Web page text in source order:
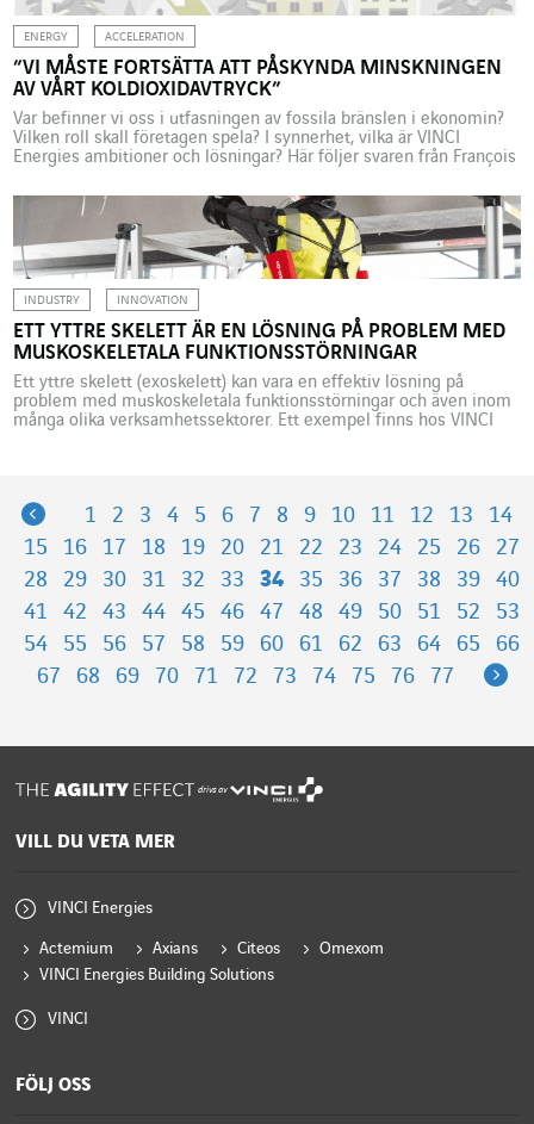
ENERGY ACCELERATION
”VI MÅSTE FORTSÄTTA ATT PÅSKYNDA MINSKNINGEN
AV VÅRT KOLDIOXIDAVTRYCK”
Var befinner vi oss i utfasningen av fossila bränslen i ekonomin?
Vilken roll skall företagen spela? I synnerhet, vilka är VINCI
Energies ambitioner och lösningar? Här följer svaren från François
universitetet i Liège och som är medförfattare till IPCC-rapporten,
och från Corinne Lanièce, som är […]
INDUSTRY INNOVATION
ETT YTTRE SKELETT ÄR EN LÖSNING PÅ PROBLEM MED
MUSKOSKELETALA FUNKTIONSSTÖRNINGAR
Ett yttre skelett (exoskelett) kan vara en effektiv lösning på
problem med muskoskeletala funktionsstörningar och även inom
många olika verksamhetssektorer. Ett exempel finns hos VINCI
Previous
1 2 3 4 5 6 7 8 9 10 11 12 13
14
15
16 17 18 19 20 21 22 23 24 25 26
27
28
29 30 31 32 33 34 35 36 37 38 39
40
41
42 43 44 45 46 47 48 49 50 51 52
53
54
55 56 57 58 59 60 61 62 63 64 65
66
67
68 69 70 71 72 73 74 75 76 77
drivs av
VILL DU VETA MER
VINCI Energies
Actemium Axians Citeos
Omexom
VINCI Energies Building Solutions
VINCI
FÖLJ OSS